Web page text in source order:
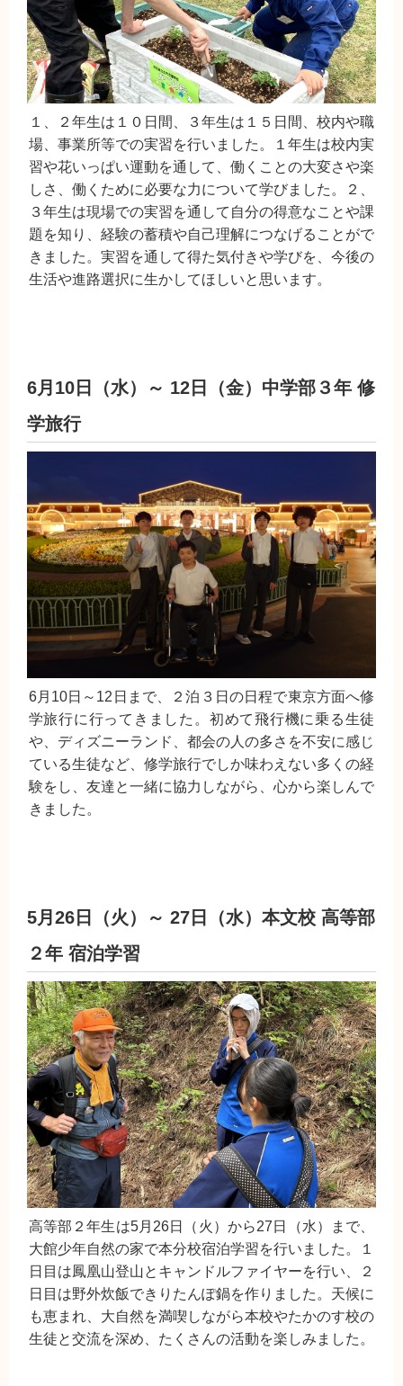
１、２年生は１０日間、３年生は１５日間、校内や職
場、事業所等での実習を行いました。１年生は校内実
習や花いっぱい運動を通して、働くことの大変さや楽
しさ、働くために必要な力について学びました。２、
３年生は現場での実習を通して自分の得意なことや課
題を知り、経験の蓄積や自己理解につなげることがで
きました。実習を通して得た気付きや学びを、今後の
生活や進路選択に生かしてほしいと思います。
6月10日（水）～ 12日（金）中学部３年 修
学旅行
6月10日～12日まで、２泊３日の日程で東京方面へ修
学旅行に行ってきました。初めて飛行機に乗る生徒
や、ディズニーランド、都会の人の多さを不安に感じ
ている生徒など、修学旅行でしか味わえない多くの経
験をし、友達と一緒に協力しながら、心から楽しんで
きました。
5月26日（火）～ 27日（水）本文校 高等部
２年 宿泊学習
高等部２年生は5月26日（火）から27日（水）まで、
大館少年自然の家で本分校宿泊学習を行いました。１
日目は鳳凰山登山とキャンドルファイヤーを行い、２
日目は野外炊飯できりたんぽ鍋を作りました。天候に
も恵まれ、大自然を満喫しながら本校やたかのす校の
生徒と交流を深め、たくさんの活動を楽しみました。